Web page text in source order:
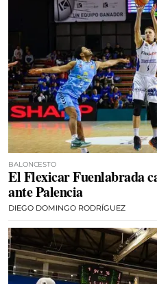
BALONCESTO
El Flexicar Fuenlabrada
ante Palencia
DIEGO DOMINGO RODRÍGUEZ